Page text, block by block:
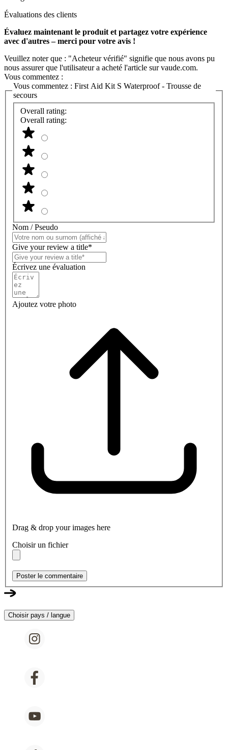
Évaluations des clients
Évaluez maintenant le produit et partagez votre expérience
avec d'autres – merci pour votre avis !
Veuillez noter que : "Acheteur vérifié" signifie que nous avons pu
nous assurer que l'utilisateur a acheté l'article sur vaude.com.
Vous commentez :
Vous commentez : First Aid Kit S Waterproof - Trousse de
secours
Overall rating:
Overall rating:
Nom / Pseudo
Give your review a title*
Écrivez une évaluation
Ajoutez votre photo
Drag & drop your images here
Choisir un fichier
Poster le commentaire
Choisir pays / langue